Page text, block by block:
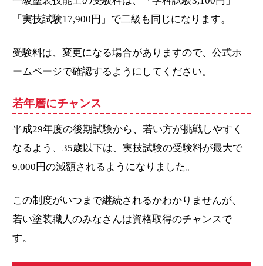
「実技試験17,900円」で二級も同じになります。
受験料は、変更になる場合がありますので、公式ホ
ームページで確認するようにしてください。
若年層にチャンス
平成29年度の後期試験から、若い方が挑戦しやすく
なるよう、35歳以下は、実技試験の受験料が最大で
9,000円の減額されるようになりました。
この制度がいつまで継続されるかわかりませんが、
若い塗装職人のみなさんは資格取得のチャンスで
す。